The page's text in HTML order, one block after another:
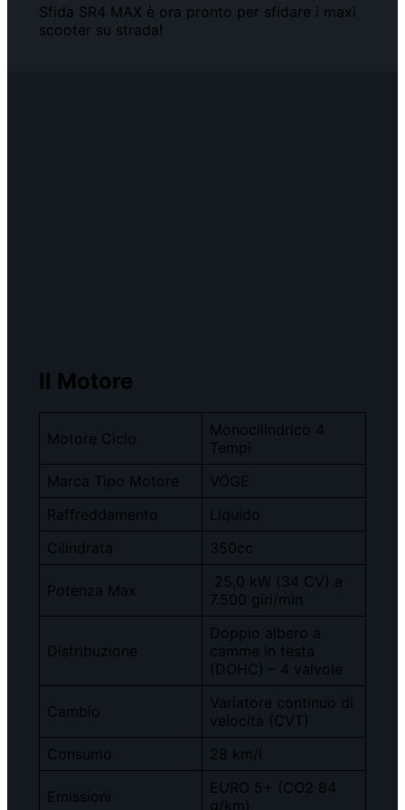
Sfida SR4 MAX è ora pronto per sfidare i maxi
scooter su strada!
Il Motore
Motore Ciclo
Monocilindrico 4
Tempi
Marca Tipo Motore
VOGE
Raffreddamento
Liquido
Cilindrata
350cc
Potenza Max
25,0 kW (34 CV) a
7.500 giri/min
Distribuzione
Doppio albero a
camme in testa
(DOHC) – 4 valvole
Cambio
Variatore continuo di
velocità (CVT)
Consumo
28 km/l
Emissioni
EURO 5+ (CO2 84
g/km)